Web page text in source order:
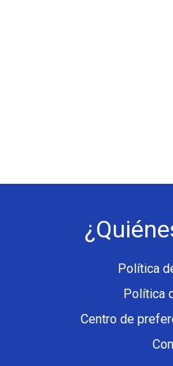
Política
Política
Centro de